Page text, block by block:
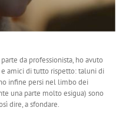
da professionista, ho avuto
amici di tutto rispetto: taluni di
infine persi nel limbo dei
una parte molto esigua) sono
dire, a sfondare.